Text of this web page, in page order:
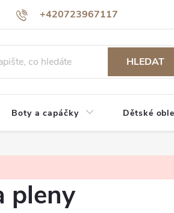
+420723967117
Reklamace a vrácení zboží
HLEDAT
Boty a capáčky Dětské
pleny